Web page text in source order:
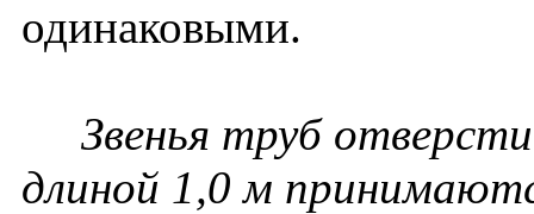
одинаковыми.
Звенья труб
длиной 1,0 м